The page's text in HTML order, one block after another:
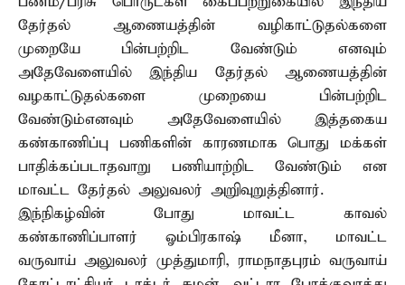
தேர்தல் ஆணையத்தின் வழிகாட்டுதல்களை
முறையே பின்பற்றிட வேண்டும் எனவும்
அதேவேளையில் இந்திய தேர்தல் ஆணையத்தின்
வழகாட்டுதல்களை முறையை பின்பற்றிட
வேண்டும்எனவும் அதேவேளையில் இத்தகைய
கண்காணிப்பு பணிகளின் காரணமாக பொது மக்கள்
பாதிக்கப்படாதவாறு பணியாற்றிட வேண்டும் என
மாவட்ட தேர்தல் அலுவலர் அறுிவுறுத்தினார்.
இந்நிகழ்வின் போது மாவட்ட காவல்
கண்காணிப்பாளர் ஓம்பிரகாஷ் மீனா, மாவட்ட
வருவாய் அலுவலர் முத்துமாரி, ராமநாதபுரம் வருவாய்